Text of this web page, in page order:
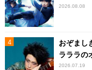
2026.08.08
おぞまし
ラララの
2026.07.19